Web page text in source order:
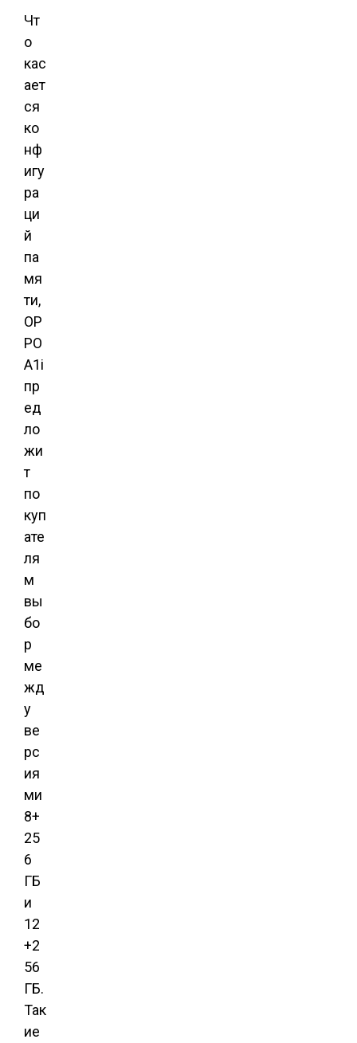
Чт
о
кас
ает
ся
ко
нф
игу
ра
ци
й
па
мя
ти,
OP
PO
A1i
пр
ед
ло
жи
т
по
куп
ате
ля
м
вы
бо
р
ме
жд
у
ве
рс
ия
ми
8+
25
6
ГБ
и
12
+2
56
ГБ.
Так
ие